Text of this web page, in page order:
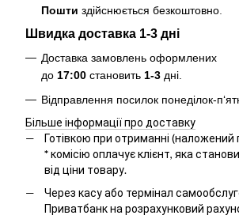
Пошти здійснюється безкоштовно
Швидка доставка 1-3 дні
Доставка замовлень оформлених
до 17:00 становить 1-3 дні.
Відправлення посилок понеділок-
Більше інформації про доставку
Готівкою при отриманні (наложений
*комісію оплачує клієнт, яка
від ціни товару.
Через касу або термінал
Приватбанк на розрахунковий